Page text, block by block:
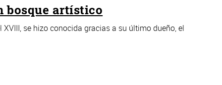
bosque artístico
XVIII, se hizo conocida gracias a su último dueño, el